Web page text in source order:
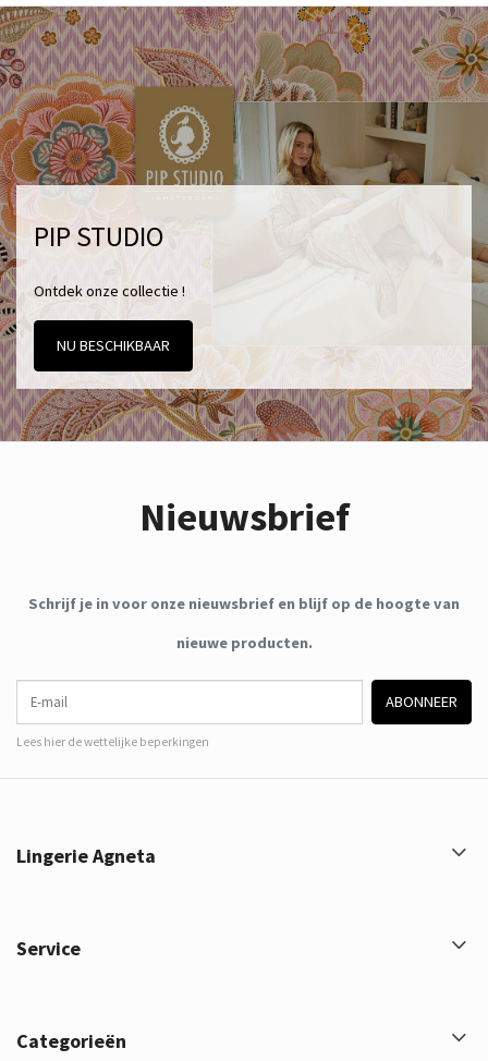
PIP STUDIO
Ontdek onze collectie !
NU BESCHIKBAAR
Nieuwsbrief
Schrijf je in voor onze nieuwsbrief en blijf op de hoogte van
nieuwe producten.
ABONNEER
Lees hier de wettelijke beperkingen
Lingerie Agneta
Service
Categorieën